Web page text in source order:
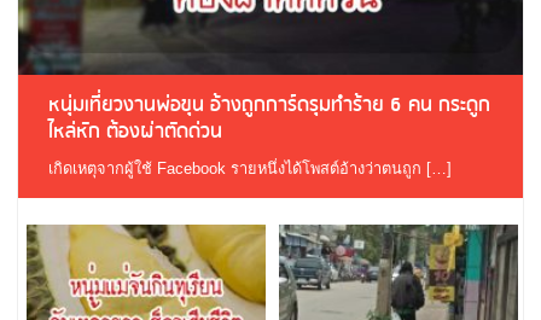
หนุ่มเที่ยวงานพ่อขุน อ้างถูกการ์ดรุมทำร้าย 6 คน กระดูก
ไหล่หัก ต้องผ่าตัดด่วน
เกิดเหตุจากผู้ใช้ Facebook รายหนึ่งได้โพสต์อ้างว่าตนถูก […]